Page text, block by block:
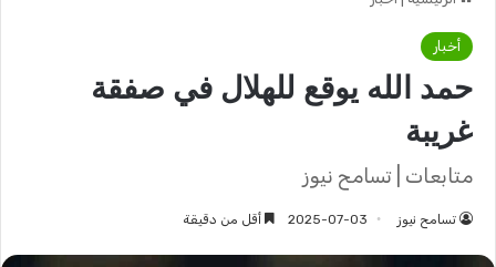
أخبار
حمد الله يوقع للهلال في صفقة
غريبة
متابعات | تسامح نيوز
تسامح نيوز 2025-07-03 أقل من دقيقة